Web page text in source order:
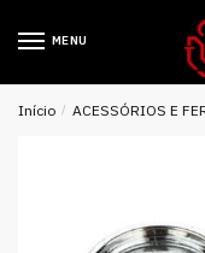
MENU
Início / ACESSÓRIOS E